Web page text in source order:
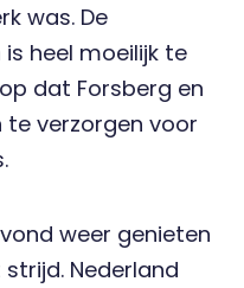
was. De
heel moeilijk te
dat Forsberg en
te verzorgen voor
weer genieten
Nederland